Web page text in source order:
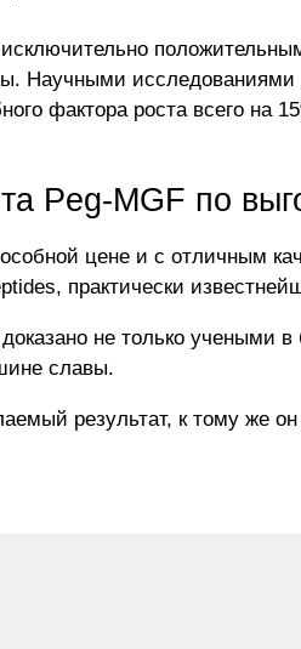
Научными
фактора роста всего
Peg-MGF по
цене и с отличным
практически
не только
славы.
результат, к тому же